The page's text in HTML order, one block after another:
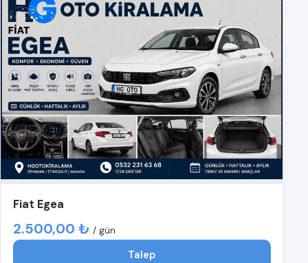
Fiat Egea
2.500,00 ₺ / gün
Talep